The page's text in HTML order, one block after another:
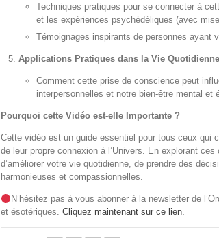
Techniques pratiques pour se connecter à
et les expériences psychédéliques (avec mise
Témoignages inspirants de personnes ayant
Applications Pratiques dans la Vie Quotidienne
Comment cette prise de conscience peut
interpersonnelles et notre bien-être mental et
Pourquoi cette Vidéo est-elle Importante ?
Cette vidéo est un guide essentiel pour tous ceux qui
de leur propre connexion à l’Univers. En explorant
d’améliorer votre vie quotidienne, de prendre des
harmonieuses et compassionnelles.
N’hésitez pas à vous abonner à la newsletter de
et ésotériques. Cliquez maintenant sur ce lien.